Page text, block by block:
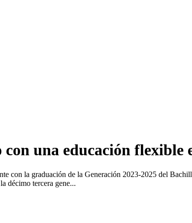
una educación flexible
con la graduación de la Generación 2023-2025 del
décimo tercera gene...